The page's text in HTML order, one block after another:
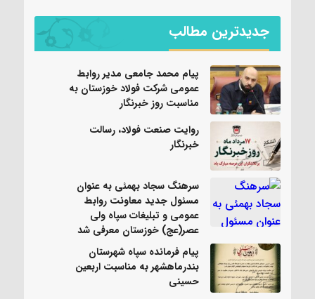
جدیدترین مطالب
پیام محمد جامعی مدیر روابط
عمومی شرکت فولاد خوزستان به
مناسبت روز خبرنگار
روایت صنعت فولاد،‌ رسالت
خبرنگار
سرهنگ سجاد بهمئی به عنوان
مسئول جدید معاونت روابط
عمومی و تبلیغات سپاه ولی
عصر(عج) خوزستان معرفی شد
پیام فرمانده سپاه شهرستان
بندرماهشهر به مناسبت اربعین
حسینی